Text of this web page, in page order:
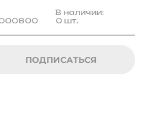
В наличии:
0 шт.
ПОДПИСАТЬСЯ